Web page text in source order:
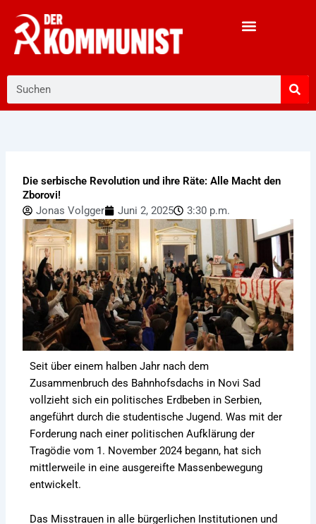
Inhalt
springen
Die serbische Revolution und ihre Räte: Alle Macht den
Zborovi!
Jonas Volgger
Juni 2, 2025 3:30 p.m.
Seit über einem halben Jahr nach dem
Zusammenbruch des Bahnhofsdachs in Novi Sad
vollzieht sich ein politisches Erdbeben in Serbien,
angeführt durch die studentische Jugend. Was mit der
Forderung nach einer politischen Aufklärung der
Tragödie vom 1. November 2024 begann, hat sich
mittlerweile in eine ausgereifte Massenbewegung
entwickelt.
Das Misstrauen in alle bürgerlichen Institutionen und